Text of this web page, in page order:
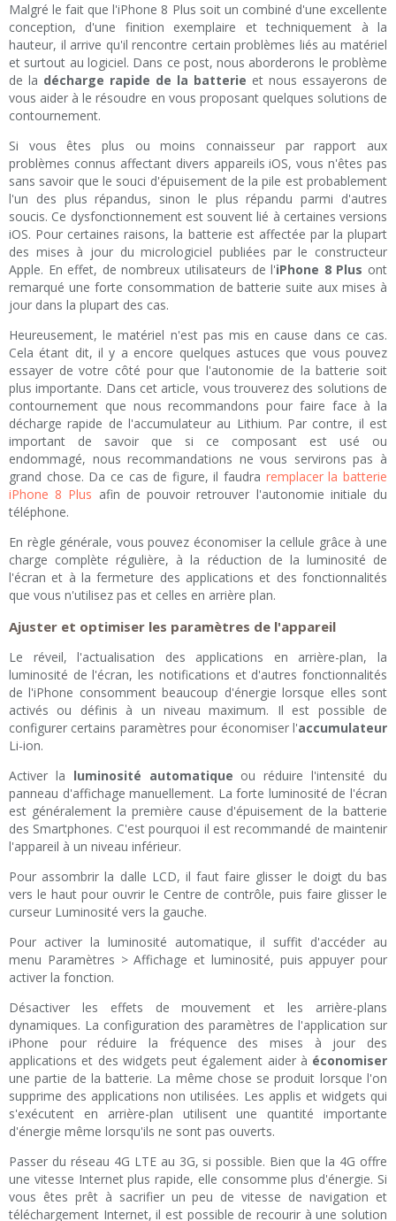
Malgré le fait que l'iPhone 8 Plus soit un combiné d'une excellente
conception, d'une finition exemplaire et techniquement à la
hauteur, il arrive qu'il rencontre certain problèmes liés au matériel
et surtout au logiciel. Dans ce post, nous aborderons le problème
de la décharge rapide de la batterie et nous essayerons de
vous aider à le résoudre en vous proposant quelques solutions de
contournement.
Si vous êtes plus ou moins connaisseur par rapport aux
problèmes connus affectant divers appareils iOS, vous n'êtes pas
sans savoir que le souci d'épuisement de la pile est probablement
l'un des plus répandus, sinon le plus répandu parmi d'autres
soucis. Ce dysfonctionnement est souvent lié à certaines versions
iOS. Pour certaines raisons, la batterie est affectée par la plupart
des mises à jour du micrologiciel publiées par le constructeur
Apple. En effet, de nombreux utilisateurs de l'iPhone 8 Plus ont
remarqué une forte consommation de batterie suite aux mises à
jour dans la plupart des cas.
Heureusement, le matériel n'est pas mis en cause dans ce cas.
Cela étant dit, il y a encore quelques astuces que vous pouvez
essayer de votre côté pour que l'autonomie de la batterie soit
plus importante. Dans cet article, vous trouverez des solutions de
contournement que nous recommandons pour faire face à la
décharge rapide de l'accumulateur au Lithium. Par contre, il est
important de savoir que si ce composant est usé ou
endommagé, nous recommandations ne vous servirons pas à
grand chose. Da ce cas de figure, il faudra remplacer la batterie
iPhone 8 Plus afin de pouvoir retrouver l'autonomie initiale du
téléphone.
En règle générale, vous pouvez économiser la cellule grâce à une
charge complète régulière, à la réduction de la luminosité de
l'écran et à la fermeture des applications et des fonctionnalités
que vous n'utilisez pas et celles en arrière plan.
Ajuster et optimiser les paramètres de l'appareil
Le réveil, l'actualisation des applications en arrière-plan, la
luminosité de l'écran, les notifications et d'autres fonctionnalités
de l'iPhone consomment beaucoup d'énergie lorsque elles sont
activés ou définis à un niveau maximum. Il est possible de
configurer certains paramètres pour économiser l'accumulateur
Li-ion.
Activer la luminosité automatique ou réduire l'intensité du
panneau d'affichage manuellement. La forte luminosité de l'écran
est généralement la première cause d'épuisement de la batterie
des Smartphones. C'est pourquoi il est recommandé de maintenir
l'appareil à un niveau inférieur.
Pour assombrir la dalle LCD, il faut faire glisser le doigt du bas
vers le haut pour ouvrir le Centre de contrôle, puis faire glisser le
curseur Luminosité vers la gauche.
Pour activer la luminosité automatique, il suffit d'accéder au
menu Paramètres > Affichage et luminosité, puis appuyer pour
activer la fonction.
Désactiver les effets de mouvement et les arrière-plans
dynamiques. La configuration des paramètres de l'application sur
iPhone pour réduire la fréquence des mises à jour des
applications et des widgets peut également aider à économiser
une partie de la batterie. La même chose se produit lorsque l'on
supprime des applications non utilisées. Les applis et widgets qui
s'exécutent en arrière-plan utilisent une quantité importante
d'énergie même lorsqu'ils ne sont pas ouverts.
Passer du réseau 4G LTE au 3G, si possible. Bien que la 4G offre
une vitesse Internet plus rapide, elle consomme plus d'énergie. Si
vous êtes prêt à sacrifier un peu de vitesse de navigation et
téléchargement Internet, il est possible de recourir à une solution